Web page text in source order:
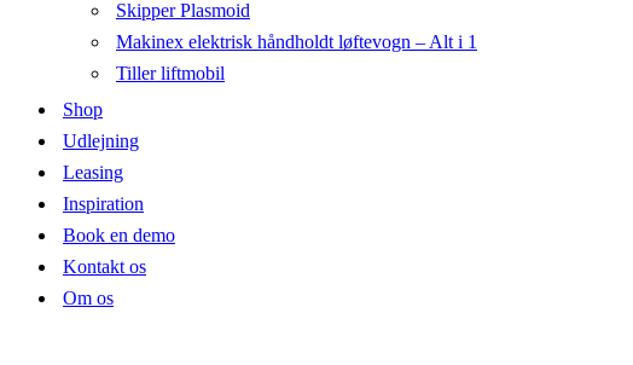
Skipper Plasmoid
Makinex elektrisk håndholdt løftevogn – Alt i 1
Tiller liftmobil
Shop
Udlejning
Leasing
Inspiration
Book en demo
Kontakt os
Om os